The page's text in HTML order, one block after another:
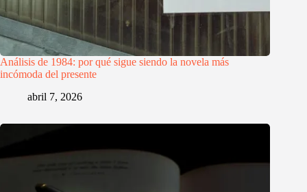
Análisis de 1984: por qué sigue siendo la novela más
incómoda del presente
abril 7, 2026